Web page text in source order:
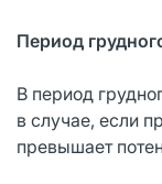
Период
В период
в случае, если
превышает